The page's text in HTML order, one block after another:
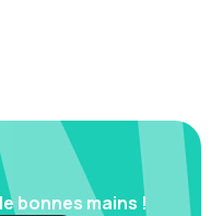
bonnes mains !